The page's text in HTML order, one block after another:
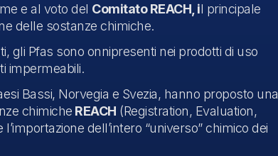
e al voto del Comitato REACH, il principale
delle sostanze chimiche.
gli Pfas sono onnipresenti nei prodotti di uso
impermeabili.
Bassi, Norvegia e Svezia, hanno proposto una
chimiche REACH (Registration, Evaluation,
dell’intero “universo” chimico dei